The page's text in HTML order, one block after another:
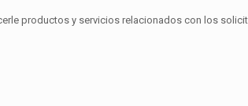
productos y servicios relacionados con los